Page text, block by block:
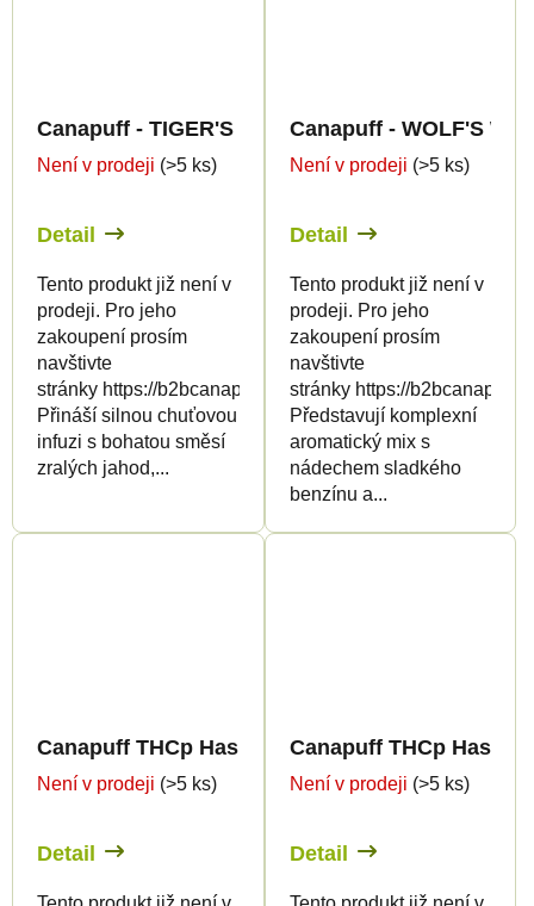
Canapuff - TIGER'S BLOOD 50% - THCp Květy
Není v prodeji (>5 ks)
Detail
Tento produkt již není v
prodeji. Pro jeho
zakoupení prosím
navštivte
stránky https://b2bcanapuff.com/
Přináší silnou chuťovou
infuzi s bohatou směsí
zralých jahod,...
Canapuff - WOLF'S
Není v prodeji (>5 ks)
Detail
Tento produkt již není v
prodeji. Pro jeho
zakoupení prosím
navštivte
stránky https://
Představují komplexní
aromatický mix s
nádechem sladkého
benzínu a...
Canapuff THCp Hash - Blue Widow - 60%
Není v prodeji (>5 ks)
Detail
Canapuff THCp Hash -
Není v prodeji (>5 ks)
Detail